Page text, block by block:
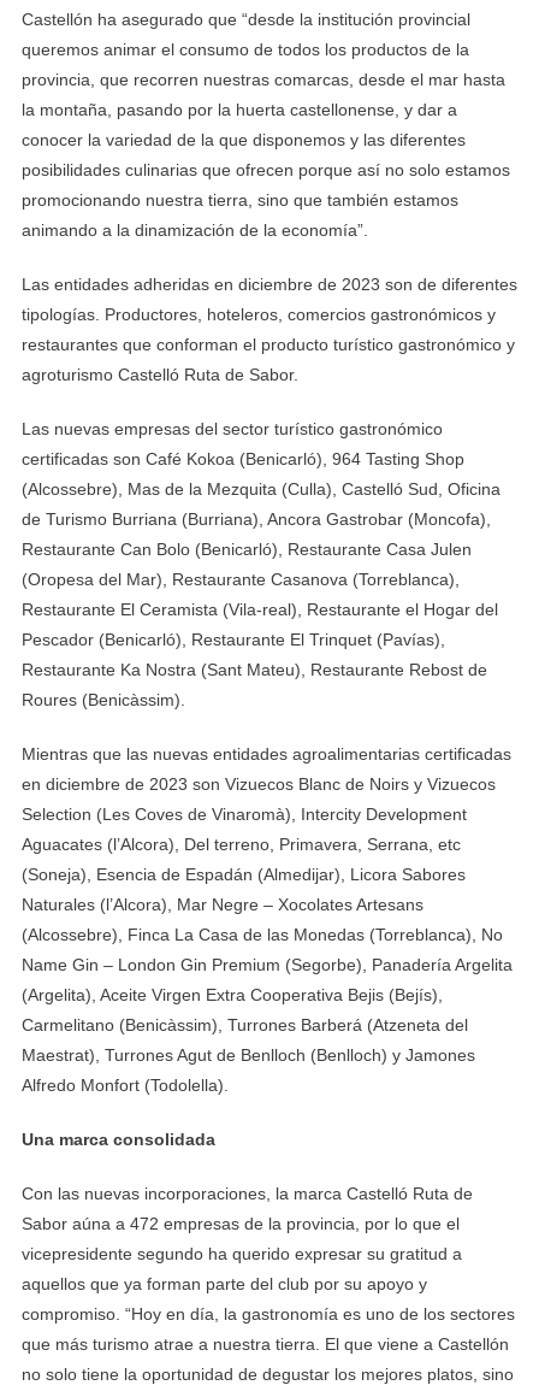
Castellón ha asegurado que “desde la institución provincial
queremos animar el consumo de todos los productos de la
provincia, que recorren nuestras comarcas, desde el mar hasta
la montaña, pasando por la huerta castellonense, y dar a
conocer la variedad de la que disponemos y las diferentes
posibilidades culinarias que ofrecen porque así no solo estamos
promocionando nuestra tierra, sino que también estamos
animando a la dinamización de la economía”.
Las entidades adheridas en diciembre de 2023 son de diferentes
tipologías. Productores, hoteleros, comercios gastronómicos y
restaurantes que conforman el producto turístico gastronómico y
agroturismo Castelló Ruta de Sabor.
Las nuevas empresas del sector turístico gastronómico
certificadas son Café Kokoa (Benicarló), 964 Tasting Shop
(Alcossebre), Mas de la Mezquita (Culla), Castelló Sud, Oficina
de Turismo Burriana (Burriana), Ancora Gastrobar (Moncofa),
Restaurante Can Bolo (Benicarló), Restaurante Casa Julen
(Oropesa del Mar), Restaurante Casanova (Torreblanca),
Restaurante El Ceramista (Vila-real), Restaurante el Hogar del
Pescador (Benicarló), Restaurante El Trinquet (Pavías),
Restaurante Ka Nostra (Sant Mateu), Restaurante Rebost de
Roures (Benicàssim).
Mientras que las nuevas entidades agroalimentarias certificadas
en diciembre de 2023 son Vizuecos Blanc de Noirs y Vizuecos
Selection (Les Coves de Vinaromà), Intercity Development
Aguacates (l’Alcora), Del terreno, Primavera, Serrana, etc
(Soneja), Esencia de Espadán (Almedijar), Licora Sabores
Naturales (l’Alcora), Mar Negre – Xocolates Artesans
(Alcossebre), Finca La Casa de las Monedas (Torreblanca), No
Name Gin – London Gin Premium (Segorbe), Panadería Argelita
(Argelita), Aceite Virgen Extra Cooperativa Bejis (Bejís),
Carmelitano (Benicàssim), Turrones Barberá (Atzeneta del
Maestrat), Turrones Agut de Benlloch (Benlloch) y Jamones
Alfredo Monfort (Todolella).
Una marca consolidada
Con las nuevas incorporaciones, la marca Castelló Ruta de
Sabor aúna a 472 empresas de la provincia, por lo que el
vicepresidente segundo ha querido expresar su gratitud a
aquellos que ya forman parte del club por su apoyo y
compromiso. “Hoy en día, la gastronomía es uno de los sectores
que más turismo atrae a nuestra tierra. El que viene a Castellón
no solo tiene la oportunidad de degustar los mejores platos, sino